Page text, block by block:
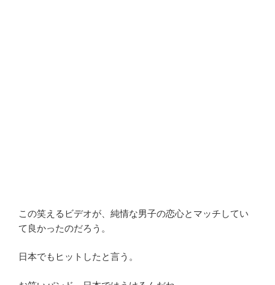
この笑えるビデオが、純情な男子の恋心とマッチしてい
て良かったのだろう。
日本でもヒットしたと言う。